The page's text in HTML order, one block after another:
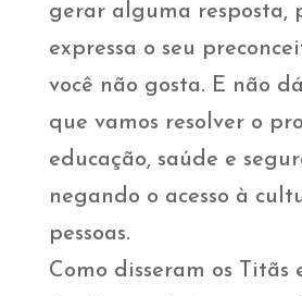
gerar alguma resposta,
expressa o seu
você não gosta. E não
que vamos resolver o
educação, saúde e
negando o acesso à
pessoas.
Como disseram os Titãs